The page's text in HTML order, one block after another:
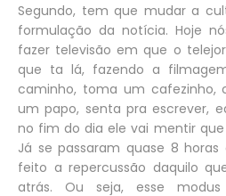
Segundo, tem que mudar a
formulação da notícia. Hoje
fazer televisão em que o
que ta lá, fazendo a
caminho, toma um cafezinho,
um papo, senta pra escrever,
no fim do dia ele vai mentir
Já se passaram quase 8
feito a repercussão daquilo
atrás. Ou seja, esse